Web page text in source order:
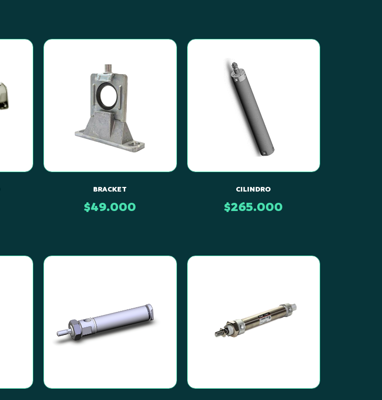
BRACKET
$49.000
CILINDRO
$265.000